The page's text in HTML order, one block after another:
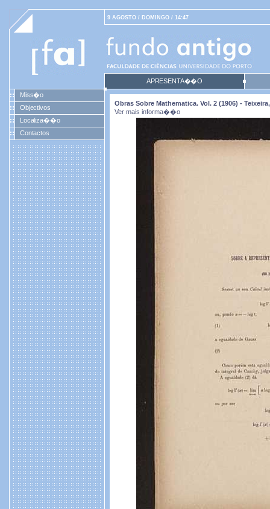
9 AGOSTO / DOMINGO / 14:47
APRESENTA��O
Miss�o
Objectivos
Localiza��o
Contactos
Obras Sobre Mathematica. Vol. 2 (1906) -
Ver mais informa��o